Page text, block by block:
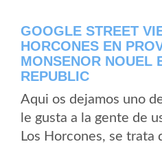
GOOGLE STREET
HORCONES EN
MONSENOR NOUEL
REPUBLIC
Aqui os dejamos uno
le gusta a la gente de
Los Horcones, se trata